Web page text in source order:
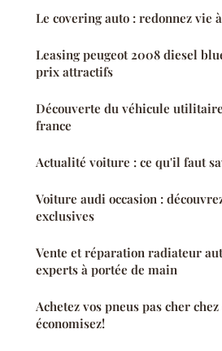
Le covering auto : redonnez vie
Leasing peugeot 2008 diesel
prix attractifs
Découverte du véhicule
france
Actualité voiture : ce qu'il faut
Voiture audi occasion :
exclusives
Vente et réparation radiateur
experts à portée de main
Achetez vos pneus pas cher
économisez!